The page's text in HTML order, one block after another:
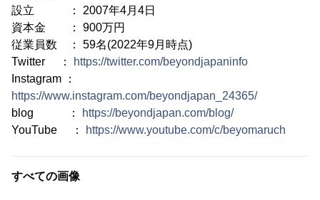
設立 ： 2007年4月4日
資本金 ： 900万円
従業員数 ： 59名(2022年9月時点)
Twitter ：
https://twitter.com/beyondjapaninfo
Instagram ：
https://www.instagram.com/beyondjapan_24365/
blog ：
https://beyondjapan.com/blog/
YouTube ：
https://www.youtube.com/c/beyomaruch
すべての画像